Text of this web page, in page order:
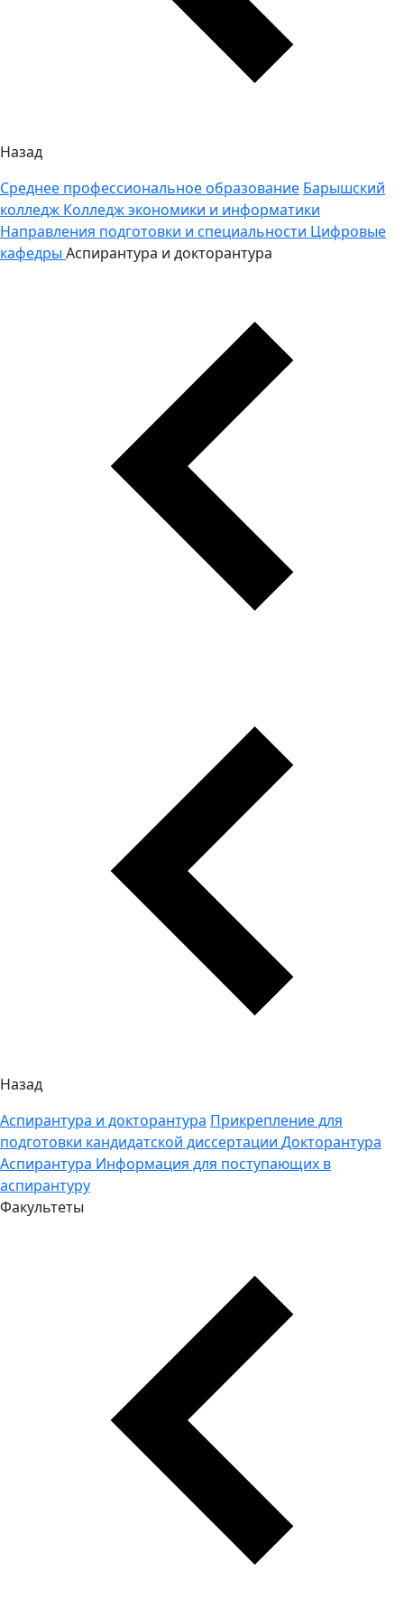
Назад
Среднее профессиональное образование Барышский
колледж Колледж экономики и информатики
Направления подготовки и специальности Цифровые
кафедры Аспирантура и докторантура
Назад
Аспирантура и докторантура Прикрепление для
подготовки кандидатской диссертации Докторантура
Аспирантура Информация для поступающих в
аспирантуру
Факультеты